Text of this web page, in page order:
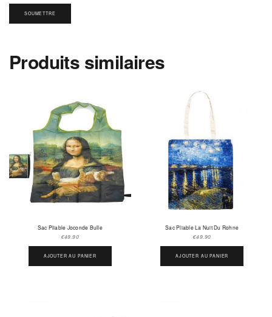
Produits similaires
Sac Pliable Joconde Bulle
€49.90
AJOUTER AU PANIER
Sac Pliable La Nuit Du Rohne
€49.90
AJOUTER AU PANIER